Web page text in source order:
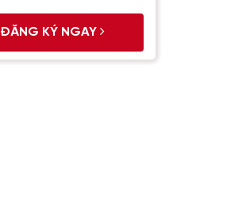
ĐĂNG KÝ NGAY